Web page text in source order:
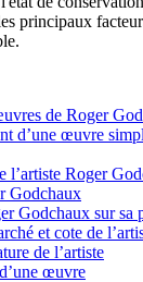
principaux
de Roger
d’une œuvre
l’artiste Roger
Godchaux
Godchaux sur sa
et cote de
de l’artiste
œuvre